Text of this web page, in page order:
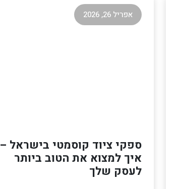
אפריל 26, 2026
ספקי ציוד קוסמטי בישראל –
איך למצוא את הטוב ביותר
לעסק שלך